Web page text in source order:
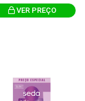
VER PREÇO